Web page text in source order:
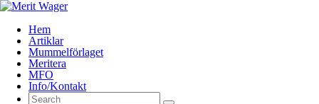
Hem
Artiklar
Mummelförlaget
Meritera
MFO
Info/Kontakt